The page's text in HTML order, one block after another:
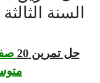
السنة
حل تمرين 20